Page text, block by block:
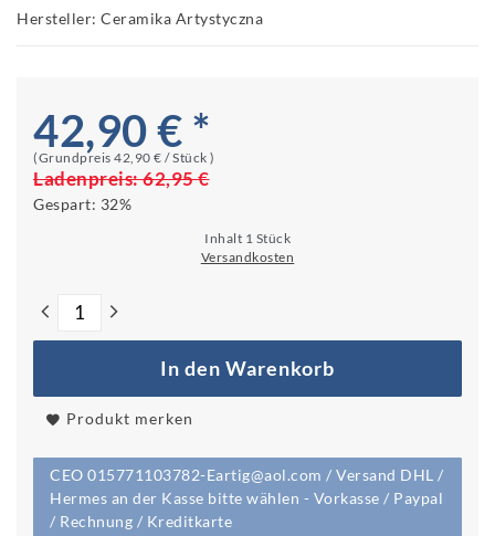
Hersteller: Ceramika Artystyczna
42,90 € *
(Grundpreis 42,90 € / Stück )
Ladenpreis:62,95 €
Gespart: 32%
Inhalt 1 Stück
Versandkosten
In den Warenkorb
Produkt merken
CEO 015771103782-Eartig@aol.com / Versand DHL /
Hermes an der Kasse bitte wählen - Vorkasse / Paypal
/ Rechnung / Kreditkarte